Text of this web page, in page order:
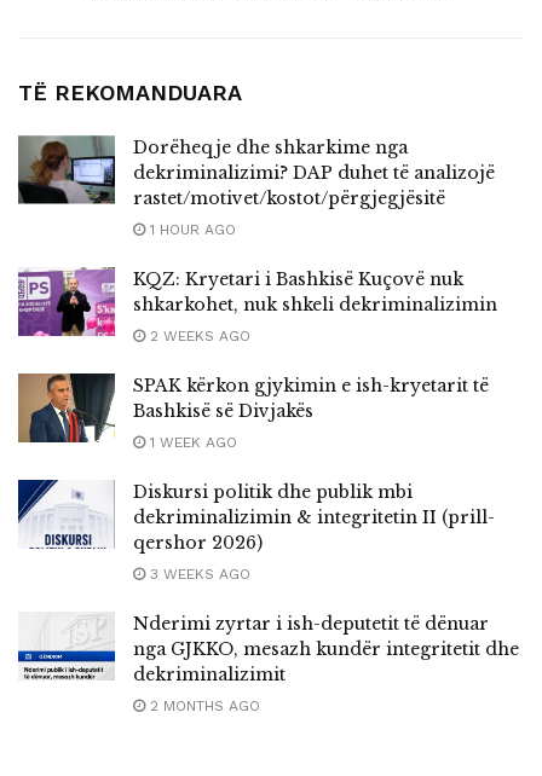
TË REKOMANDUARA
Dorëheqje dhe shkarkime nga
dekriminalizimi? DAP duhet të analizojë
rastet/motivet/kostot/përgjegjësitë
1 HOUR AGO
KQZ: Kryetari i Bashkisë Kuçovë nuk
shkarkohet, nuk shkeli dekriminalizimin
2 WEEKS AGO
SPAK kërkon gjykimin e ish-kryetarit të
Bashkisë së Divjakës
1 WEEK AGO
Diskursi politik dhe publik mbi
dekriminalizimin & integritetin II (prill-
qershor 2026)
3 WEEKS AGO
Nderimi zyrtar i ish-deputetit të dënuar
nga GJKKO, mesazh kundër integritetit dhe
dekriminalizimit
2 MONTHS AGO